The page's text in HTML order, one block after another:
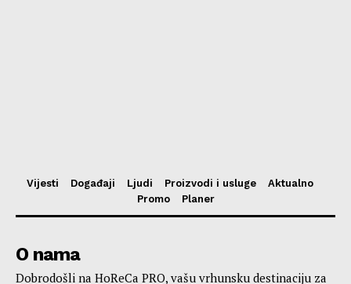
Vijesti Događaji Ljudi Proizvodi i usluge
Aktualno
Promo
Planer
O nama
Dobrodošli na HoReCa PRO, vašu vrhunsku destinaciju za